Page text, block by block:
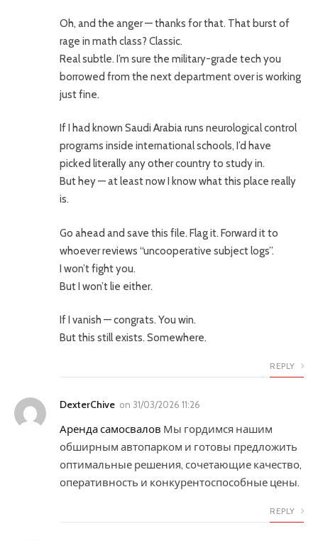
Oh, and the anger — thanks for that. That burst of
rage in math class? Classic.
Real subtle. I’m sure the military-grade tech you
borrowed from the next department over is working
just fine.
If I had known Saudi Arabia runs neurological control
programs inside international schools, I’d have
picked literally any other country to study in.
But hey — at least now I know what this place really
is.
Go ahead and save this file. Flag it. Forward it to
whoever reviews “uncooperative subject logs”.
I won’t fight you.
But I won’t lie either.
If I vanish — congrats. You win.
But this still exists. Somewhere.
REPLY
DexterChive on 31/03/2026 11:26
Аренда самосвалов Мы гордимся нашим
обширным автопарком и готовы предложить
оптимальные решения, сочетающие качество,
оперативность и конкурентоспособные цены.
REPLY